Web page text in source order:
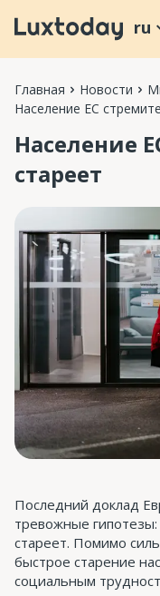
ru
Главная Новости
Население ЕС
Население
стареет
Последний доклад
тревожные
стареет. Помимо
быстрое старение
социальным